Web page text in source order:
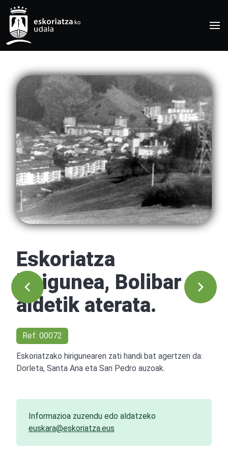
Eskoriatza
hirigunea, Bolibar
aldetik aterata.
Ref: 00072
Eskoriatzako hirigunearen zati handi bat agertzen da:
Dorleta, Santa Ana eta San Pedro auzoak.
Informazioa zuzendu edo aldatzeko
euskara@eskoriatza.eus